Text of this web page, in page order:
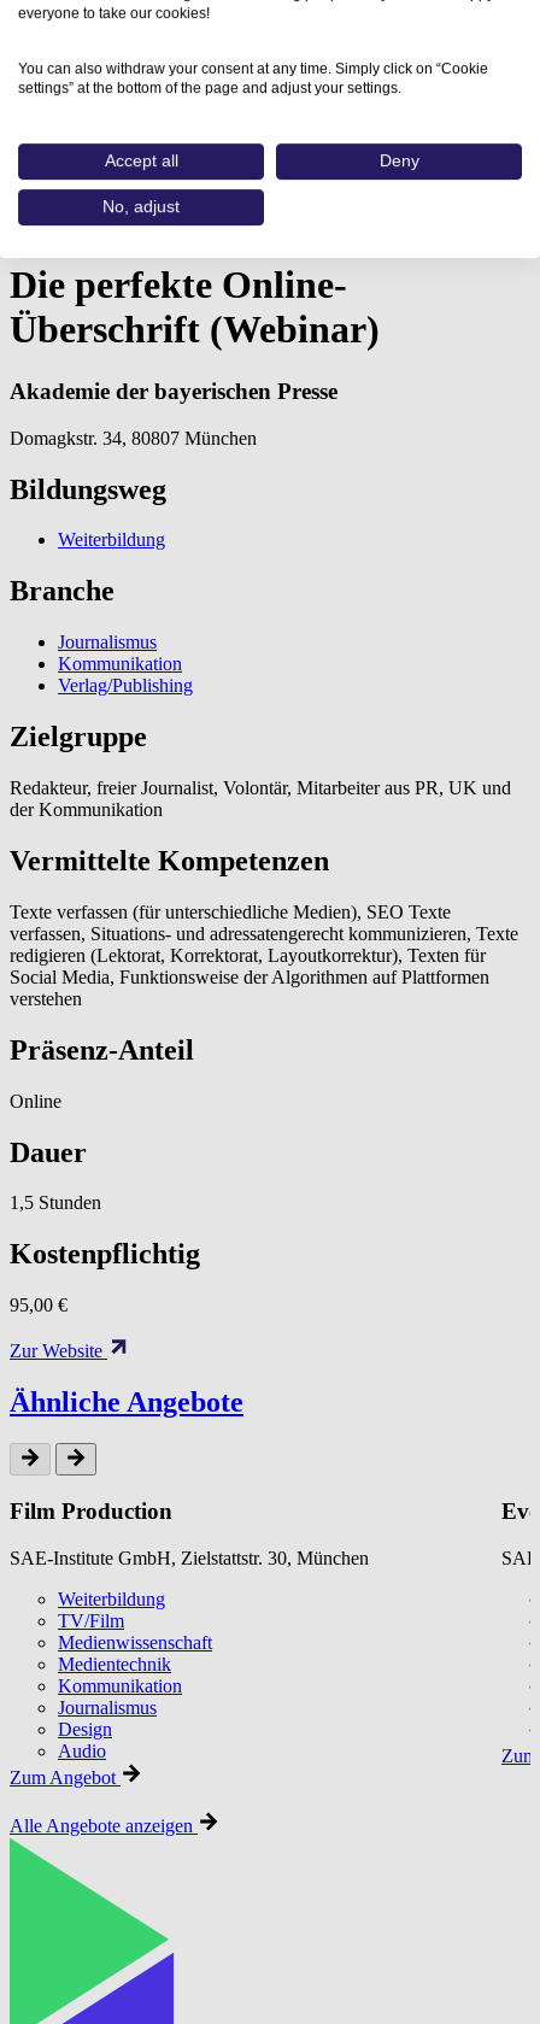
Home
Aus- und Weiterbildungen
Die perfekte Online-Überschrift (Webinar)…
Die perfekte Online-
Überschrift (Webinar)
Akademie der bayerischen Presse
Domagkstr. 34, 80807 München
Bildungsweg
Weiterbildung
Branche
Journalismus
Kommunikation
Verlag/Publishing
Zielgruppe
Redakteur, freier Journalist, Volontär, Mitarbeiter aus PR, UK und
der Kommunikation
Vermittelte Kompetenzen
Texte verfassen (für unterschiedliche Medien), SEO Texte
verfassen, Situations- und adressatengerecht kommunizieren, Texte
redigieren (Lektorat, Korrektorat, Layoutkorrektur), Texten für
Social Media, Funktionsweise der Algorithmen auf Plattformen
verstehen
Präsenz-Anteil
Online
Dauer
1,5 Stunden
Kostenpflichtig
95,00 €
Zur Website
Ähnliche Angebote
Film Production
SAE-Institute GmbH, Zielstattstr. 30, München
Weiterbildung
TV/Film
Medienwissenschaft
Medientechnik
Kommunikation
Journalismus
Design
Audio
Zum Angebot
Alle Angebote anzeigen
everyone to take our cookies!
You can also withdraw your consent at any time. Simply click on “Cookie
settings” at the bottom of the page and adjust your settings.
Accept all Deny
No, adjust